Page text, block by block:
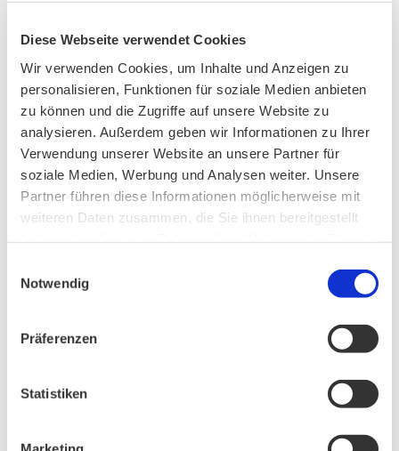
Diese Webseite verwendet Cookies
Wir verwenden Cookies, um Inhalte und Anzeigen zu
personalisieren, Funktionen für soziale Medien anbieten
zu können und die Zugriffe auf unsere Website zu
analysieren. Außerdem geben wir Informationen zu Ihrer
Verwendung unserer Website an unsere Partner für
soziale Medien, Werbung und Analysen weiter. Unsere
Partner führen diese Informationen möglicherweise mit
weiteren Daten zusammen, die Sie ihnen bereitgestellt
Notwendig
Präferenzen
Statistiken
2026
PHONSTUDIO Sendung Juni 2026
AKTIV IN STADT UND LANDKREIS MÜNCHEN: